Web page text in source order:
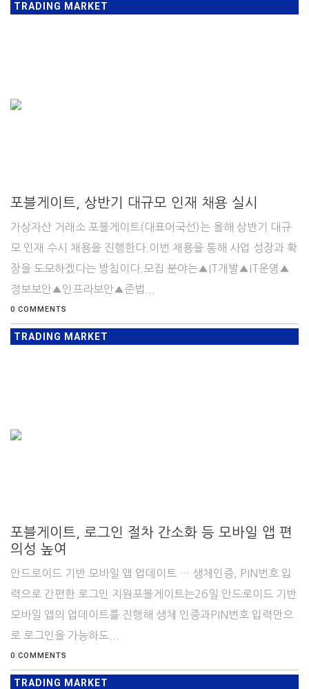
TRADING MARKET
포블게이트, 상반기 대규모 인재 채용 실시
가상자산 거래소 포블게이트(대표어국선)는 올해 상반기 대규
모 인재 수시 채용을 진행한다.이번 채용을 통해 사업 성장과 확
장을 도모하겠다는 방침이다.모집 분야는▲IT개발▲IT운영▲
정보보안▲인프라보안▲준법...
0 COMMENTS
TRADING MARKET
포블게이트, 로그인 절차 간소화 등 모바일 앱 편
의성 높여
안드로이드 기반 모바일 앱 업데이트 … 생체인증, PIN번호 입
력으로 간편한 로그인 지원포블게이트는26일 안드로이드 기반
모바일 앱의 업데이트를 진행해 생체 인증과PIN번호 입력만으
로 로그인을 가능하도...
0 COMMENTS
TRADING MARKET